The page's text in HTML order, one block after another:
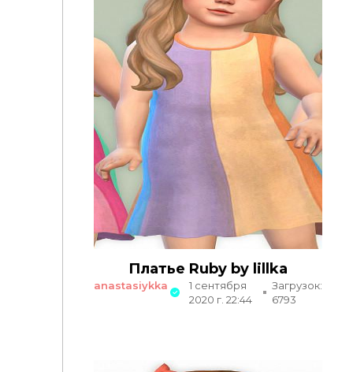
Платье Ruby by lillka
anastasiykka
1 сентября
2020 г. 22:44
Загрузок:
6793